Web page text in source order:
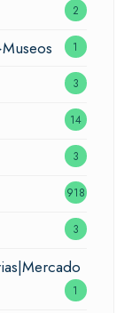
2
1
3
14
3
918
3
1